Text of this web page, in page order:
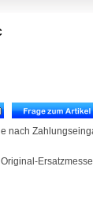
nach
Original-